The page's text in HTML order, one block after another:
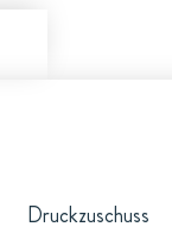
Druckzuschuss